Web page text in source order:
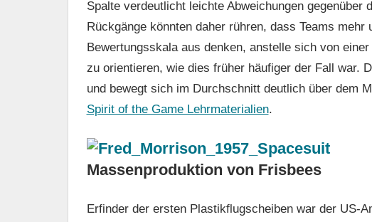
Spalte verdeutlicht leichte Abweichungen
Rückgänge könnten daher rühren, dass Teams
Bewertungsskala aus denken, anstelle sich von
zu orientieren, wie dies früher häufiger der Fall war.
und bewegt sich im Durchschnitt deutlich über dem
Spirit of the Game Lehrmaterialien.
Massenproduktion von Frisbees
Erfinder der ersten Plastikflugscheiben war der US-